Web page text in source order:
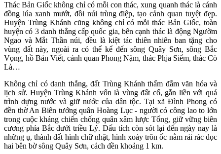
Thác Bản Giốc không chỉ có mỗi con thác, xung quanh thác là cánh
đồng lúa xanh mướt, đồi núi trùng điệp, tạo cảnh quan tuyệt đẹp.
Huyện Trùng Khánh cũng không chỉ có mỗi thác Bản Giốc, toàn
huyện có 3 danh thắng cấp quốc gia, bên cạnh thác là động Ngườm
Ngao và Mắt Thần núi, đều là kiệt tác thiên nhiên ban tặng cho
vùng đất này, ngoài ra có thể kể đến sông Quây Sơn, sông Bắc
Vọng, hồ Bản Viết, cảnh quan Phong Nặm, thác Phja Siểm, thác Cò
Là…
Không chỉ có danh thắng, đất Trùng Khánh thấm đẫm văn hóa và
lịch sử. Huyện Trùng Khánh vốn là vùng đất cổ, gắn liền với quá
trình dựng nước và giữ nước của dân tộc. Tại xã Đình Phong có
đền thờ An Biên tướng quân Hoàng Lục - người có công lao to lớn
trong cuộc kháng chiến chống quân xâm lược Tống, giữ vững biên
cương phía Bắc dưới triều Lý. Dấu tích còn sót lại đến ngày nay là
những ụ, thành đất hình chữ nhật, hình xoáy trôn ốc nằm rải rác dọc
hai bên bờ sông Quây Sơn, cách đền khoảng 1 km.